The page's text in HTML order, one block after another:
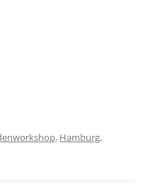
, Hamburg,